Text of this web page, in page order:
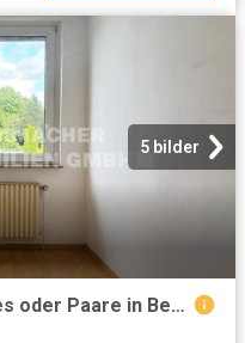
5 bilder
Perfekte Wohnung für Singles oder Paare in Bergneustadt